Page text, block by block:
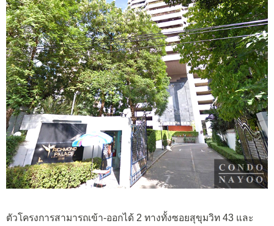
ตัวโครงการสามารถเข้า-ออกได้ 2 ทางทั้งซอยสุขุมวิท 43 และ